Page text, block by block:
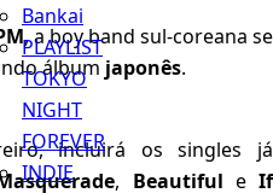
Bankai
PLAYLIST
TOKYO
NIGHT
FOREVER
INDIE
, a boy band sul-coreana se
álbum japonês.
incluirá os singles já
, Beautiful eIf